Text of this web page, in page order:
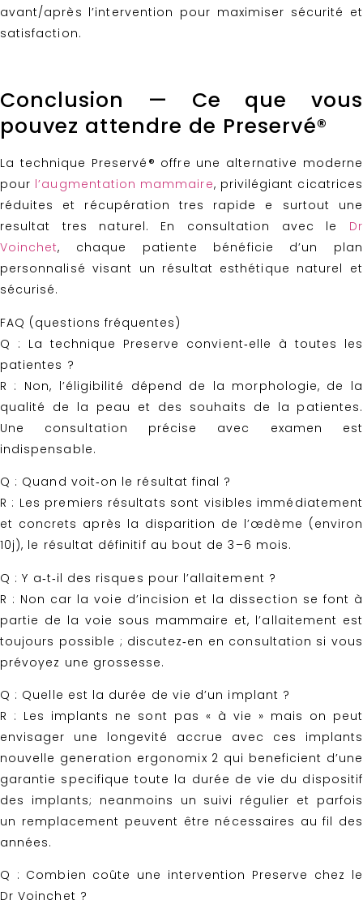
avant/après l’intervention pour maximiser sécurité et
satisfaction.
Conclusion — Ce que vous
pouvez attendre de Preservé®
La technique Preservé® offre une alternative moderne
pour l’augmentation mammaire, privilégiant cicatrices
réduites et récupération tres rapide e surtout une
resultat tres naturel. En consultation avec le Dr
Voinchet, chaque patiente bénéficie d’un plan
personnalisé visant un résultat esthétique naturel et
sécurisé.
FAQ (questions fréquentes)
Q : La technique Preserve convient‑elle à toutes les
patientes ?
R : Non, l’éligibilité dépend de la morphologie, de la
qualité de la peau et des souhaits de la patientes.
Une consultation précise avec examen est
indispensable.
Q : Quand voit‑on le résultat final ?
R : Les premiers résultats sont visibles immédiatement
et concrets après la disparition de l’œdème (environ
10j), le résultat définitif au bout de 3–6 mois.
Q : Y a‑t‑il des risques pour l’allaitement ?
R : Non car la voie d’incision et la dissection se font à
partie de la voie sous mammaire et, l’allaitement est
toujours possible ; discutez‑en en consultation si vous
prévoyez une grossesse.
Q : Quelle est la durée de vie d’un implant ?
R : Les implants ne sont pas « à vie » mais on peut
envisager une longevité accrue avec ces implants
nouvelle generation ergonomix 2 qui beneficient d’une
garantie specifique toute la durée de vie du dispositif
des implants; neanmoins un suivi régulier et parfois
un remplacement peuvent être nécessaires au fil des
années.
Q : Combien coûte une intervention Preserve chez le
Dr Voinchet ?